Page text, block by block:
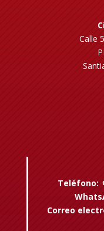
Calle
Teléfono:
Correo